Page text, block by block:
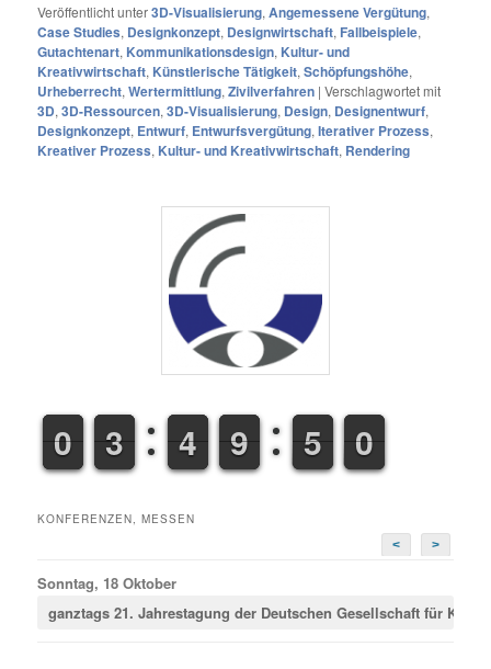
Veröffentlicht unter3D-Visualisierung,Angemessene Vergütung,
Case Studies, Designkonzept, Designwirtschaft, Fallbeispiele,
Gutachtenart, Kommunikationsdesign, Kultur- und
Kreativwirtschaft, Künstlerische Tätigkeit,Schöpfungshöhe,
Urheberrecht,Wertermittlung,Zivilverfahren |Verschlagwortet mit
3D,3D-Ressourcen,3D-Visualisierung, Design, Designentwurf,
Designkonzept, Entwurf, Entwurfsvergütung,Iterativer Prozess,
Kreativer Prozess, Kultur- und Kreativwirtschaft, Rendering
9
9
0
0 2
2
3
3 3
3
4
4 8
8
9
9 4
5
5 0
1
1
KONFERENZEN, MESSEN
<
>
Sonntag, 18 Oktober
ganztags21. Jahrestagung der Deutschen Gesellschaft für